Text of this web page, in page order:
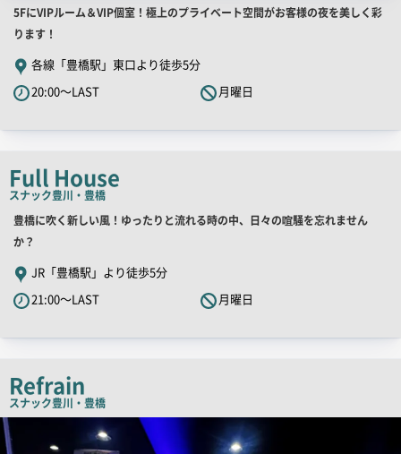
店
舗
PR
キ
ャ
ピ
ー
5FにVIPルーム＆VIP個室！極上のプライベート空間がお客様の夜を美しく彩
ります！
各線「豊橋駅」東口より徒歩5分
20:00～LAST
月曜日
Full House
スナック豊川・豊橋
店
舗
PR
キ
ャ
ピ
ー
豊橋に吹く新しい風！ゆったりと流れる時の中、日々の喧騒を忘れません
か？
JR「豊橋駅」より徒歩5分
21:00～LAST
月曜日
Refrain
スナック豊川・豊橋
店
舗
PR